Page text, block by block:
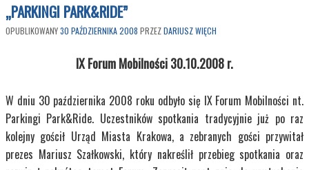
„PARKINGI PARK&RIDE”
OPUBLIKOWANY30 PAŹDZIERNIKA 2008 PRZEZDARIUSZ WIĘCH
IX Forum Mobilności 30.10.2008 r.
W dniu 30 października 2008 roku odbyło się IX Forum Mobilności nt.
Parkingi Park&Ride. Uczestników spotkania tradycyjnie już po raz
kolejny gościł Urząd Miasta Krakowa, a zebranych gości przywitał
prezes Mariusz Szałkowski, który nakreślił przebieg spotkania oraz